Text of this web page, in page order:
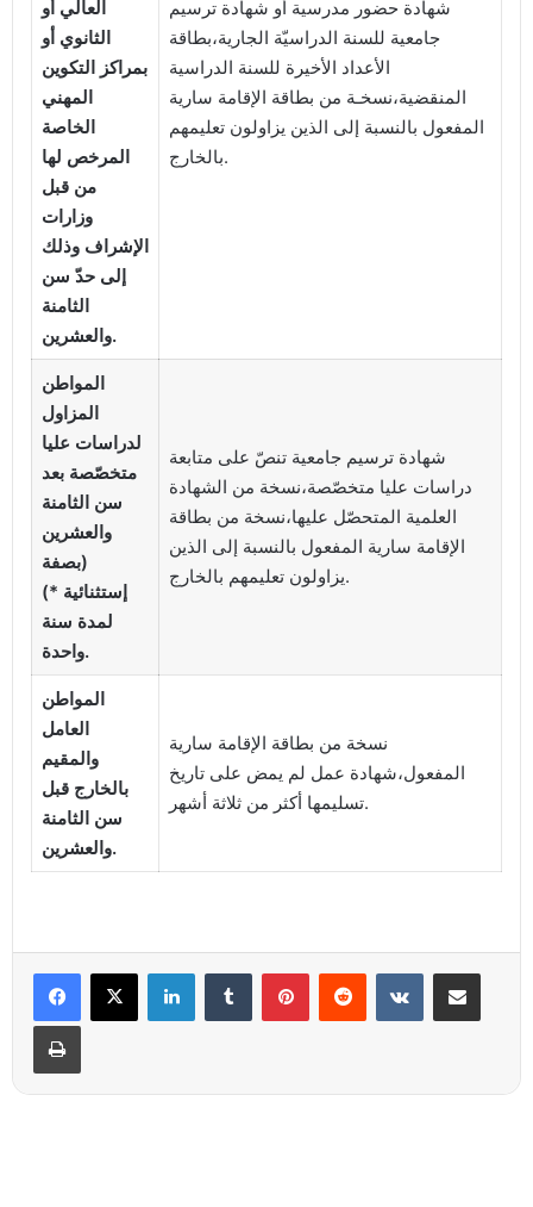
العالي أو
الثانوي أو
بمراكز التكوين
المهني
الخاصة
المرخص لها
من قبل
وزارات
الإشراف وذلك
إلى حدّ سن
الثامنة
والعشرين.
شهادة حضور مدرسية أو شهادة ترسيم
جامعية للسنة الدراسيّة الجارية،بطاقة
الأعداد الأخيرة للسنة الدراسية
المنقضية،نسخـة من بطاقة الإقامة سارية
المفعول بالنسبة إلى الذين يزاولون تعليمهم
بالخارج.
المواطن
المزاول
لدراسات عليا
متخصّصة بعد
سن الثامنة
والعشرين
(بصفة
إستثنائية *)
لمدة سنة
واحدة.
شهادة ترسيم جامعية تنصّ على متابعة
دراسات عليا متخصّصة،نسخة من الشهادة
العلمية المتحصّل عليها،نسخة من بطاقة
الإقامة سارية المفعول بالنسبة إلى الذين
يزاولون تعليمهم بالخارج.
المواطن
العامل
والمقيم
بالخارج قبل
سن الثامنة
والعشرين.
نسخة من بطاقة الإقامة سارية
المفعول،شهادة عمل لم يمض على تاريخ
تسليمها أكثر من ثلاثة أشهر.
LinkedinTumblr PinterestReddit VKontaktePartager par email
Imprimer